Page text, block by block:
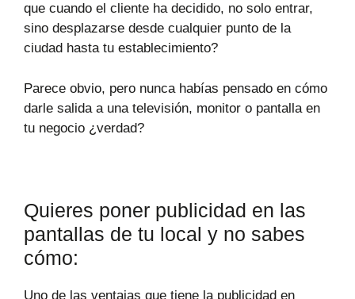
que cuando el cliente ha decidido, no solo entrar,
sino desplazarse desde cualquier punto de la
ciudad hasta tu establecimiento?
Parece obvio, pero nunca habías pensado en cómo
darle salida a una televisión, monitor o pantalla en
tu negocio ¿verdad?
Quieres poner publicidad en las
pantallas de tu local y no sabes
cómo:
Uno de las ventajas que tiene la publicidad en